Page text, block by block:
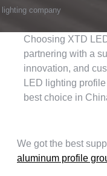
lighting company
Choosing XTD
partnering with a
innovation, and
LED lighting
best choice in
We got the best
aluminum profile